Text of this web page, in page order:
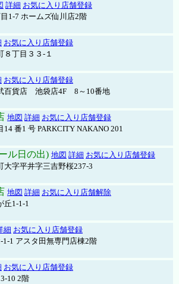
詳細 お気に入り店舗登録
1-7 ホームズ仙川店2階
お気に入り店舗登録
８丁目３３-１
お気に入り店舗登録
百貨店 池袋店4F 8～10番地
地図 詳細 お気に入り店舗登録
番1 号 PARKCITY NAKANO 201
ル日の出) 地図 詳細 お気に入り店舗登録
大字平井字三吉野桜237-3
地図 詳細 お気に入り店舗解除
丘1-1-1
細 お気に入り店舗登録
1 アスタ田無専門店棟2階
お気に入り店舗登録
10 2階